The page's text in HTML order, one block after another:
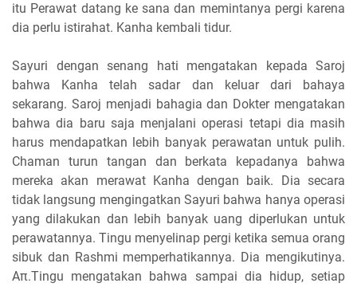
itu Perawat datang ke sana dan memintanya pergi karena
dia perlu istirahat. Kanha kembali tidur.
Sayuri dengan senang hati mengatakan kepada Saroj
bahwa Kanha telah sadar dan keluar dari bahaya
sekarang. Saroj menjadi bahagia dan Dokter mengatakan
bahwa dia baru saja menjalani operasi tetapi dia masih
harus mendapatkan lebih banyak perawatan untuk pulih.
Chaman turun tangan dan berkata kepadanya bahwa
mereka akan merawat Kanha dengan baik. Dia secara
tidak langsung mengingatkan Sayuri bahwa hanya operasi
yang dilakukan dan lebih banyak uang diperlukan untuk
perawatannya. Tingu menyelinap pergi ketika semua orang
sibuk dan Rashmi memperhatikannya. Dia mengikutinya.
Aπ.Tingu mengatakan bahwa sampai dia hidup, setiap